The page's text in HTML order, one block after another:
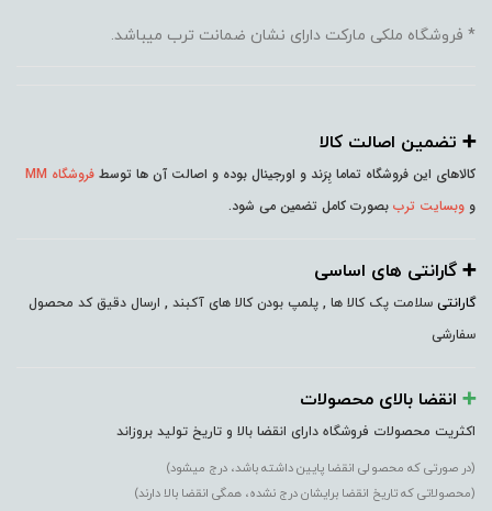
* فروشگاه ملکی مارکت دارای نشان ضمانت ترب میباشد.
➕️ تضمین اصالت کالا
کالاهای این فروشگاه تماما بِرَند و اورجینال بوده و اصالت آن ها توسط فروشگاه MM
و وبسایت ترب بصورت کامل تضمین می شود.
➕️ گارانتی های اساسی
گارانتی سلامت پک کالا ها , پلمپ بودن کالا های آکبند , ارسال دقیق کد محصول
سفارشی
➕️ انقضا بالای محصولات
اکثریت محصولات فروشگاه دارای انقضا بالا و تاریخ تولید بروزاند
(در صورتی که محصولی انقضا پایین داشته باشد، درج میشود)
(محصولاتی که تاریخ انقضا برایشان درج نشده، همگی انقضا بالا دارند)